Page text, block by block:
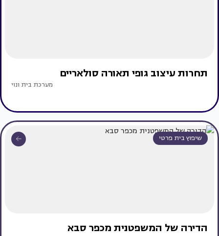
תחרות עיצוב גופי תאורה סולאריים
מערכת בית ונוי
שיפוץ בית פרטי
הדירה של המשפטנית מכפר סבא